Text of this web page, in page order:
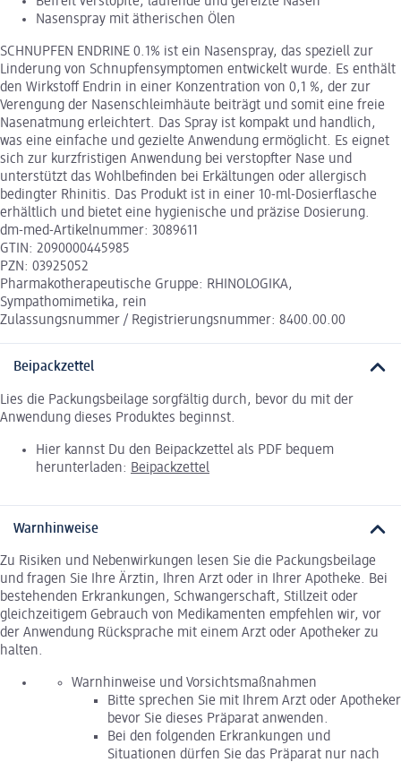
Nasenspray mit ätherischen Ölen
SCHNUPFEN ENDRINE 0.1% ist ein Nasenspray, das speziell zur
Linderung von Schnupfensymptomen entwickelt wurde. Es enthält
den Wirkstoff Endrin in einer Konzentration von 0,1 %, der zur
Verengung der Nasenschleimhäute beiträgt und somit eine freie
Nasenatmung erleichtert. Das Spray ist kompakt und handlich,
was eine einfache und gezielte Anwendung ermöglicht. Es eignet
sich zur kurzfristigen Anwendung bei verstopfter Nase und
unterstützt das Wohlbefinden bei Erkältungen oder allergisch
bedingter Rhinitis. Das Produkt ist in einer 10-ml-Dosierflasche
erhältlich und bietet eine hygienische und präzise Dosierung.
dm-med-Artikelnummer: 3089611
GTIN: 2090000445985
PZN: 03925052
Pharmakotherapeutische Gruppe: RHINOLOGIKA,
Sympathomimetika, rein
Zulassungsnummer / Registrierungsnummer: 8400.00.00
Beipackzettel
Lies die Packungsbeilage sorgfältig durch, bevor du mit der
Anwendung dieses Produktes beginnst.
Hier kannst Du den Beipackzettel als PDF bequem
herunterladen: Beipackzettel
Warnhinweise
Zu Risiken und Nebenwirkungen lesen Sie die Packungsbeilage
und fragen Sie Ihre Ärztin, Ihren Arzt oder in Ihrer Apotheke. Bei
bestehenden Erkrankungen, Schwangerschaft, Stillzeit oder
gleichzeitigem Gebrauch von Medikamenten empfehlen wir, vor
der Anwendung Rücksprache mit einem Arzt oder Apotheker zu
halten.
Warnhinweise und Vorsichtsmaßnahmen
Bitte sprechen Sie mit Ihrem Arzt oder Apotheker
bevor Sie dieses Präparat anwenden.
Bei den folgenden Erkrankungen und
Situationen dürfen Sie das Präparat nur nach